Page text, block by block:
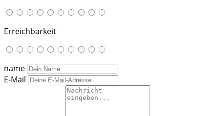
Erreichbarkeit
name
E-Mail